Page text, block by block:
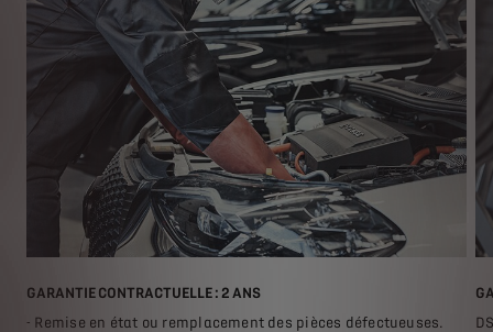
GARANTIE CONTRACTUELLE : 2 ANS
- Remise en état ou remplacement des pièces défectueuses.